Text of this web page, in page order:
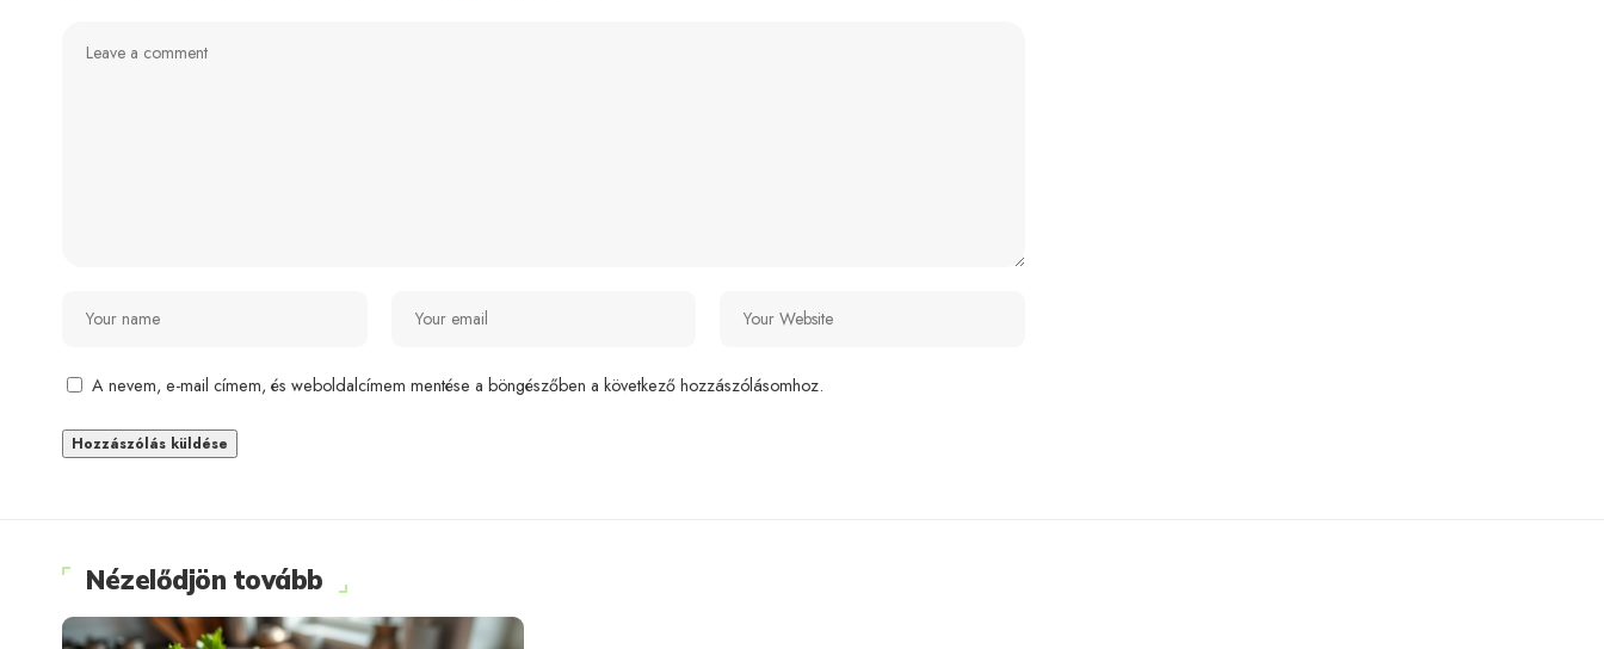
A nevem, e-mail címem, és weboldalcímem mentése a böngészőben a következő hozzászólásomhoz.
Nézelődjön tovább